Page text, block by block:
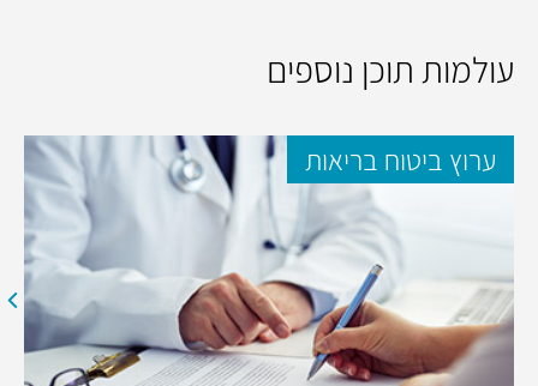
עולמות תוכן נוספים
ערוץ ביטוח בריאות